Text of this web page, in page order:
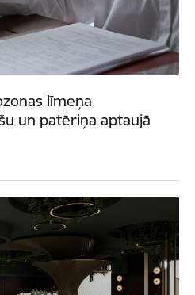
līmeņa
un patēriņa aptaujā